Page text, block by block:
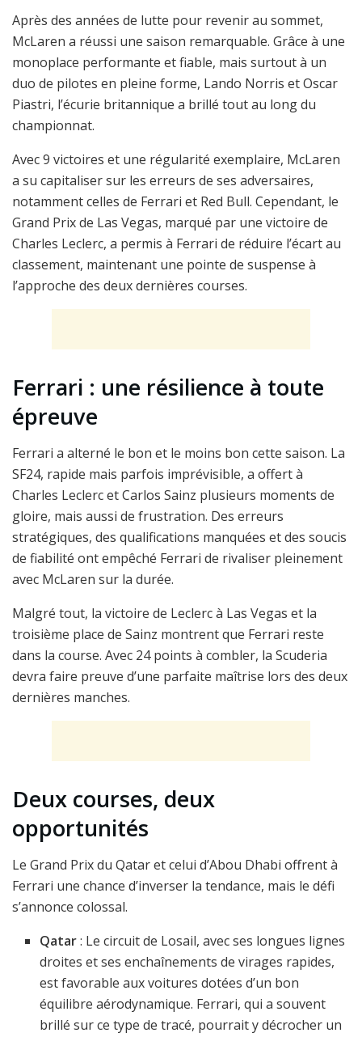
Après des années de lutte pour revenir au sommet,
McLaren a réussi une saison remarquable. Grâce à une
monoplace performante et fiable, mais surtout à un
duo de pilotes en pleine forme, Lando Norris et Oscar
Piastri, l’écurie britannique a brillé tout au long du
championnat.
Avec 9 victoires et une régularité exemplaire, McLaren
a su capitaliser sur les erreurs de ses adversaires,
notamment celles de Ferrari et Red Bull. Cependant, le
Grand Prix de Las Vegas, marqué par une victoire de
Charles Leclerc, a permis à Ferrari de réduire l’écart au
classement, maintenant une pointe de suspense à
l’approche des deux dernières courses.
Ferrari : une résilience à toute
épreuve
Ferrari a alterné le bon et le moins bon cette saison. La
SF24, rapide mais parfois imprévisible, a offert à
Charles Leclerc et Carlos Sainz plusieurs moments de
gloire, mais aussi de frustration. Des erreurs
stratégiques, des qualifications manquées et des soucis
de fiabilité ont empêché Ferrari de rivaliser pleinement
avec McLaren sur la durée.
Malgré tout, la victoire de Leclerc à Las Vegas et la
troisième place de Sainz montrent que Ferrari reste
dans la course. Avec 24 points à combler, la Scuderia
devra faire preuve d’une parfaite maîtrise lors des deux
dernières manches.
Deux courses, deux
opportunités
Le Grand Prix du Qatar et celui d’Abou Dhabi offrent à
Ferrari une chance d’inverser la tendance, mais le défi
s’annonce colossal.
Qatar: Le circuit de Losail, avec ses longues lignes
droites et ses enchaînements de virages rapides,
est favorable aux voitures dotées d’un bon
équilibre aérodynamique. Ferrari, qui a souvent
brillé sur ce type de tracé, pourrait y décrocher un